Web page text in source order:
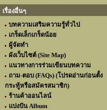
เรื่องอื่นๆ
บทความเสริมความรู้ทั่วไป
เกร็ดเล็กเกร็ดน้อย
ผู้จัดทำ
ผังเว็บไซต์ (Site Map)
แนวทางการร่วมเขียนบทความ
ถาม-ตอบ (FAQs) (โปรดอ่านก่อนตั้ง
กระทู้หรือสมัครสมาชิก)
ร้านค้าออนไลน์
แบ่งปัน Album